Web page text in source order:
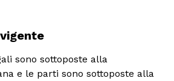
sono sottoposte alla
e le parti sono sottoposte alla